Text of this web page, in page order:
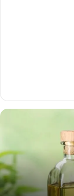
H
i
s
t
a